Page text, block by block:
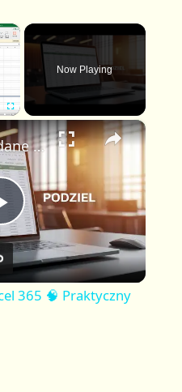
×
u
l
l
c
r
n
Now Playing
×
P
l
Jak podzielić dane w Excel 365 🧠 Praktyczny poradnik
365 🧠 Praktyczny